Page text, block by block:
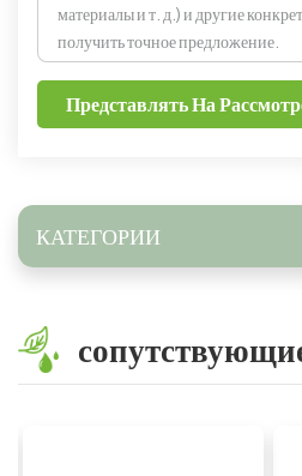
Представлять На
КАТЕГОРИИ